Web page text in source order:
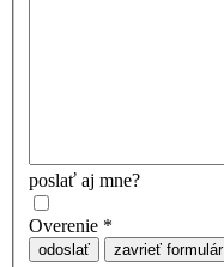
poslať aj mne?
Overenie *
odoslať zavrieť formulár